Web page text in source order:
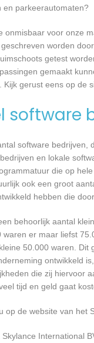
en parkeerautomaten?
onmisbaar voor onze
worden
getest
gemaakt
Kijk gerust eens op de
software
software bedrijven,
en lokale
die op
ook een groot
hebben die
behoorlijk aantal
waren er maar liefst
50.000 waren.
ontwikkeld
die zij hiervoor
tijd en geld gaat
op de website van het
International